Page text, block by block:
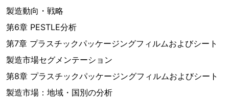
製造動向・戦略
第6章 PESTLE分析
第7章 プラスチックパッケージングフィルムおよびシート
製造市場セグメンテーション
第8章 プラスチックパッケージングフィルムおよびシート
製造市場：地域・国別の分析